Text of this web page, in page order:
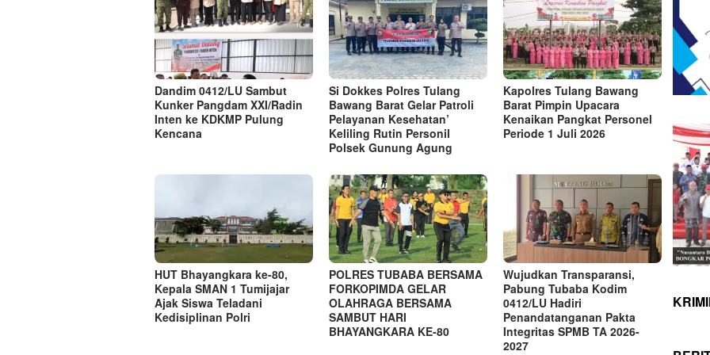
Dandim 0412/LU Sambut
Kunker Pangdam XXI/Radin
Inten ke KDKMP Pulung
Kencana
Si Dokkes Polres Tulang
Bawang Barat Gelar Patroli
Pelayanan Kesehatan’
Keliling Rutin Personil
Polsek Gunung Agung
Kapolres Tulang Bawang
Barat Pimpin Upacara
Kenaikan Pangkat Personel
Periode 1 Juli 2026
HUT Bhayangkara ke-80,
Kepala SMAN 1 Tumijajar
Ajak Siswa Teladani
Kedisiplinan Polri
POLRES TUBABA BERSAMA
FORKOPIMDA GELAR
OLAHRAGA BERSAMA
SAMBUT HARI
BHAYANGKARA KE-80
Wujudkan Transparansi,
Pabung Tubaba Kodim
0412/LU Hadiri
Penandatanganan Pakta
Integritas SPMB TA 2026-
2027